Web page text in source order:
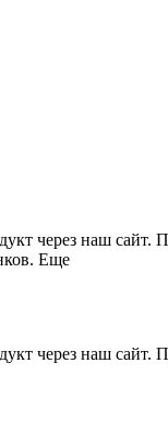
через наш сайт.
Еще
через наш сайт.